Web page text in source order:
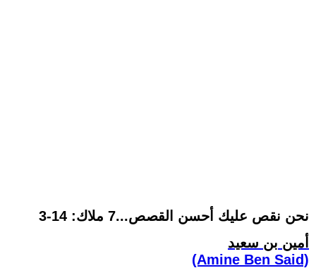
نحن نقص عليك أحسن القصص...7 ملاك: 14-3
أمين بن سعيد
(Amine Ben Said)